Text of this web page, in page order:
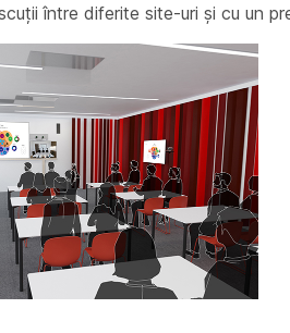
între diferite site-uri și cu un